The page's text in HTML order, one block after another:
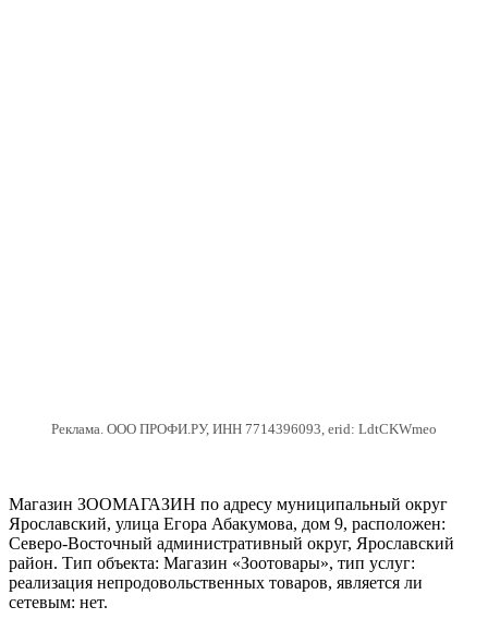
Реклама. ООО ПРОФИ.РУ, ИНН 7714396093, erid: LdtCKWmeo
Магазин ЗООМАГАЗИН по адресу муниципальный округ
Ярославский, улица Егора Абакумова, дом 9, расположен:
Северо-Восточный административный округ, Ярославский
район. Тип объекта: Магазин «Зоотовары», тип услуг:
реализация непродовольственных товаров, является ли
сетевым: нет.